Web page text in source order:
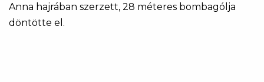
Anna hajrában szerzett, 28 méteres bombagólja
döntötte el.